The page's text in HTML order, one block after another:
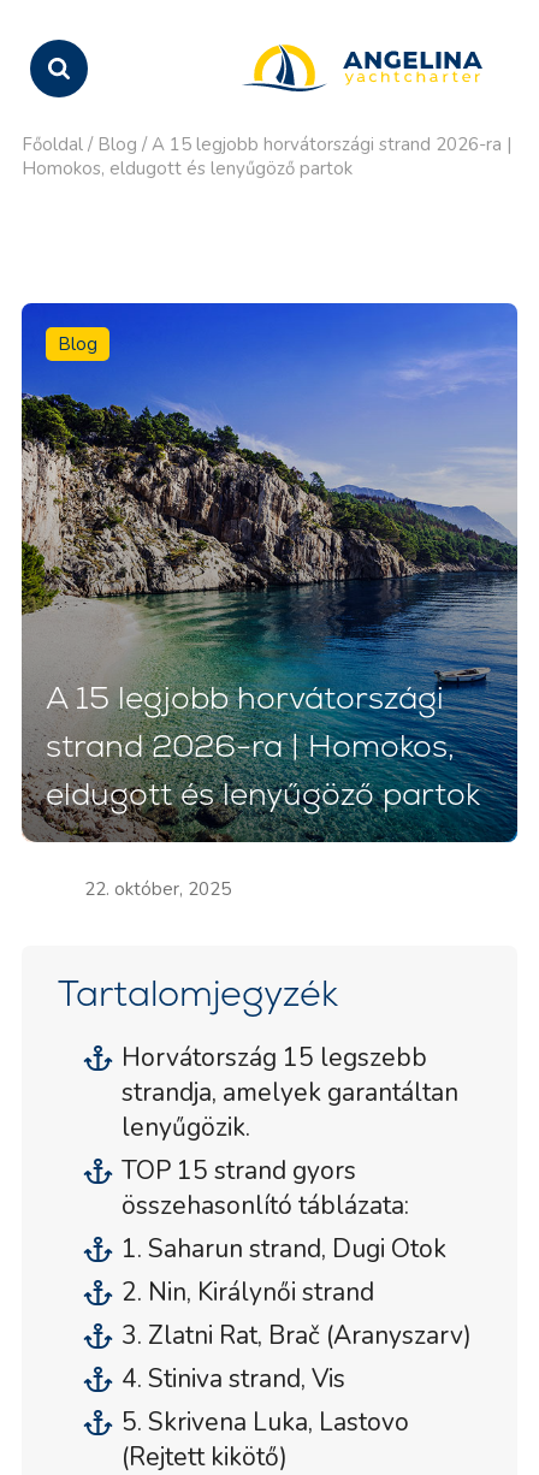
Főoldal / Blog / A 15 legjobb horvátországi strand 2026-ra |
Homokos, eldugott és lenyűgöző partok
Blog
A 15 legjobb horvátországi
strand 2026-ra | Homokos,
eldugott és lenyűgöző partok
22. október, 2025
Tartalomjegyzék
Horvátország 15 legszebb
strandja, amelyek garantáltan
lenyűgözik.
TOP 15 strand gyors
összehasonlító táblázata:
1. Saharun strand, Dugi Otok
2. Nin, Királynői strand
3. Zlatni Rat, Brač (Aranyszarv)
4. Stiniva strand, Vis
5. Skrivena Luka, Lastovo
(Rejtett kikötő)